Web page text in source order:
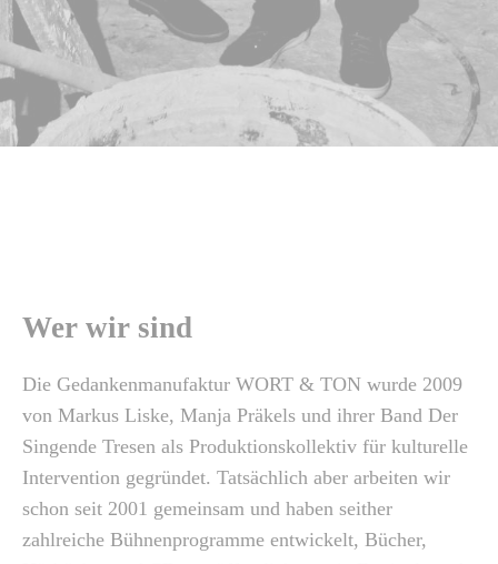
Wer wir sind
Die Gedankenmanufaktur WORT & TON wurde 2009
von Markus Liske, Manja Präkels und ihrer Band Der
Singende Tresen als Produktionskollektiv für kulturelle
Intervention gegründet. Tatsächlich aber arbeiten wir
schon seit 2001 gemeinsam und haben seither
zahlreiche Bühnenprogramme entwickelt, Bücher,